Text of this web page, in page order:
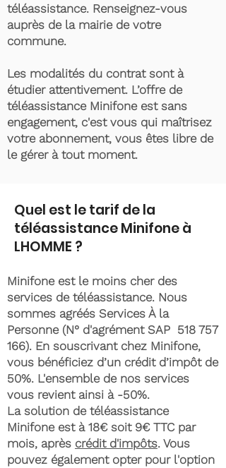
téléassistance. Renseignez-vous
auprès de la mairie de votre
commune.
Les modalités du contrat sont à
étudier attentivement. L’offre de
téléassistance Minifone est sans
engagement, c'est vous qui maîtrisez
votre abonnement, vous êtes libre de
le gérer à tout moment.
Quel est le tarif de la
téléassistance Minifone à
LHOMME ?
Minifone est le moins cher des
services de téléassistance. Nous
sommes agréés Services À la
Personne (N° d'agrément SAP 518 757
166). En souscrivant chez Minifone,
vous bénéficiez d’un crédit d’impôt de
50%. L'ensemble de nos services
vous revient ainsi à -50%.
La solution de téléassistance
Minifone est à 18€ soit 9€ TTC par
mois, après crédit d'impôts. Vous
pouvez également opter pour l'option